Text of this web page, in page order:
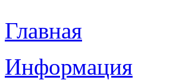
Главная
Информация